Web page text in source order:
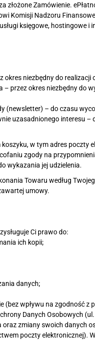
złożone Zamówienie.
Komisji Nadzoru
księgowe,
niezbędny do realizacji
– przez okres niezbędny do
(newsletter) – do czasu
uzasadnionego interesu
w tym adres
zgody na
wykazania jej udzielenia.
Towaru według
umowy.
Ci prawo do:
ich kopii;
danych;
(bez wpływu na zgodność
Danych Osobowych
zmiany swoich danych
poczty elektronicznej).